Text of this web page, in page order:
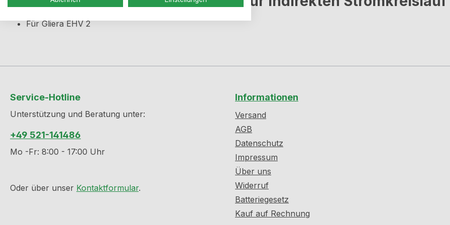
Für Gliera EHV 2
Service-Hotline
Unterstützung und Beratung unter:
+49 521-141486
Mo -Fr: 8:00 - 17:00 Uhr
Oder über unser Kontaktformular.
Informationen
Versand
AGB
Datenschutz
Impressum
Über uns
Widerruf
Batteriegesetz
Kauf auf Rechnung